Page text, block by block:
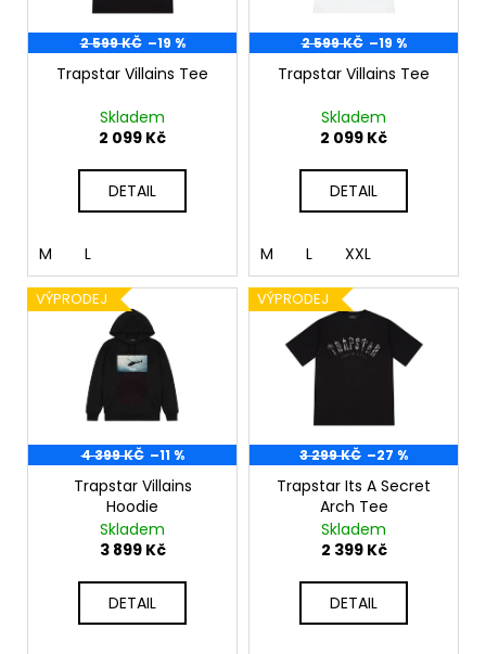
ů
r 2 599 KČ –19 %
Trapstar Villains Tee
Skladem
2 099 Kč
DETAIL
M L
2 599 KČ –19 %
Trapstar Villains Tee
Skladem
2 099 Kč
DETAIL
M L XXL
VÝPRODEJ
4 399 KČ –11 %
Trapstar Villains
Hoodie
Skladem
3 899 Kč
DETAIL
VÝPRODEJ
3 299 KČ –27 %
Trapstar Its A Secret
Arch Tee
Skladem
2 399 Kč
DETAIL
a
j
r
u